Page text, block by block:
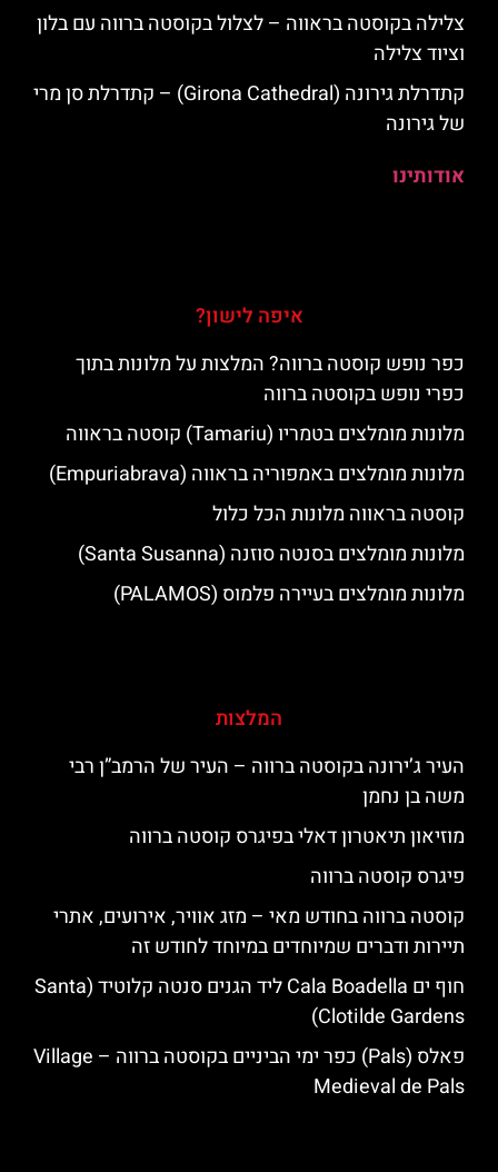
צלילה בקוסטה בראווה – לצלול בקוסטה ברווה עם בלון
וציוד צלילה
קתדרלת גירונה (Girona Cathedral) – קתדרלת סן מרי
של גירונה
אודותינו
איפה לישון?
כפר נופש קוסטה ברווה? המלצות על מלונות בתוך
כפרי נופש בקוסטה ברווה
מלונות מומלצים בטמריו (Tamariu) קוסטה בראווה
מלונות מומלצים באמפוריה בראווה (Empuriabrava)
קוסטה בראווה מלונות הכל כלול
מלונות מומלצים בסנטה סוזנה (Santa Susanna)
מלונות מומלצים בעיירה פלמוס (PALAMOS)
המלצות
העיר ג’ירונה בקוסטה ברווה – העיר של הרמב”ן רבי
משה בן נחמן
מוזיאון תיאטרון דאלי בפיגרס קוסטה ברווה
פיגרס קוסטה ברווה
קוסטה ברווה בחודש מאי – מזג אוויר, אירועים, אתרי
תיירות ודברים שמיוחדים במיוחד לחודש זה
חוף ים Cala Boadella ליד הגנים סנטה קלוטיד (Santa
Clotilde Gardens)
פאלס (Pals) כפר ימי הביניים בקוסטה ברווה – ‪‪Village
Medieval de Pals‬‬